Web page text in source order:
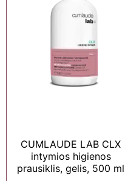
CUMLAUDE LAB CLX
intymios higienos
prausiklis, gelis, 500 ml